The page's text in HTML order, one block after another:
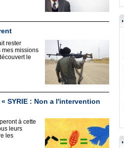
rester
mes missions
le
SYRIE : Non a l'intervention
à cette
leurs
les